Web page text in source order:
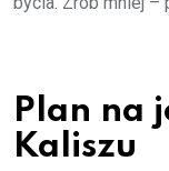
Plan na
Kaliszu